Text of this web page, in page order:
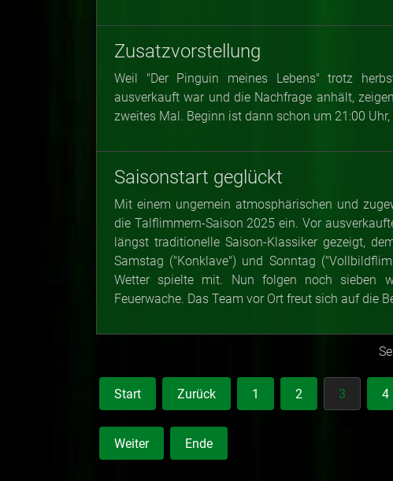
Zusatzvorstellung
Weil "Der Pinguin meines Lebens" trotz
ausverkauft war und die Nachfrage anhält,
zweites Mal. Beginn ist dann schon um 21:00 Uhr,
Saisonstart geglückt
Mit einem ungemein atmosphärischen und
die Talflimmern-Saison 2025 ein. Vor
längst traditionelle Saison-Klassiker gezeigt,
Samstag ("Konklave") und Sonntag
Wetter spielte mit. Nun folgen noch sieben
Feuerwache. Das Team vor Ort freut sich auf die
Start Zurück 1 2 3 4
Weiter Ende